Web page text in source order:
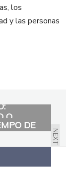
los
y las personas
O
NEXT
DE